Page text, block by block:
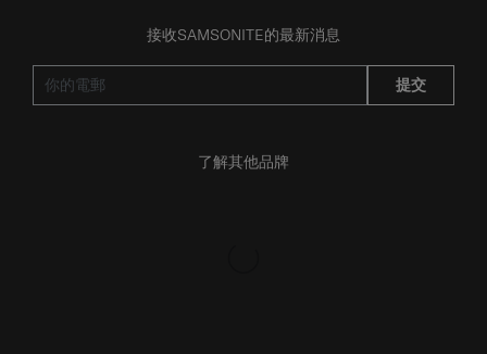
接收SAMSONITE的最新消息
提交
了解其他品牌